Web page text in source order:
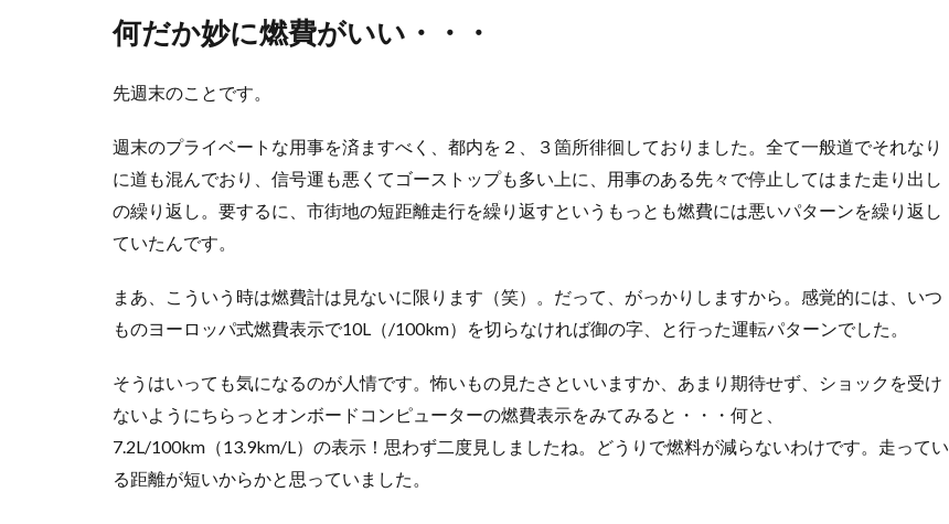
何だか妙に燃費がいい・・・
先週末のことです。
週末のプライベートな用事を済ますべく、都内を２、３箇所徘徊しておりました。全て一般道でそれなり
に道も混んでおり、信号運も悪くてゴーストップも多い上に、用事のある先々で停止してはまた走り出し
の繰り返し。要するに、市街地の短距離走行を繰り返すというもっとも燃費には悪いパターンを繰り返し
ていたんです。
まあ、こういう時は燃費計は見ないに限ります（笑）。だって、がっかりしますから。感覚的には、いつ
ものヨーロッパ式燃費表示で10L（/100km）を切らなければ御の字、と行った運転パターンでした。
そうはいっても気になるのが人情です。怖いもの見たさといいますか、あまり期待せず、ショックを受け
ないようにちらっとオンボードコンピューターの燃費表示をみてみると・・・何と、
7.2L/100km（13.9km/L）の表示！思わず二度見しましたね。どうりで燃料が減らないわけです。走ってい
る距離が短いからかと思っていました。